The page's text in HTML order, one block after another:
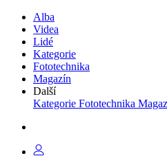
Alba
Videa
Lidé
Kategorie
Fototechnika
Magazín
Další
Kategorie Fototechnika